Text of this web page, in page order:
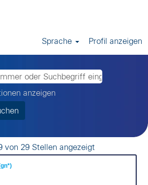
Sprache Profil anzeigen
anzeigen
von 29 Stellen angezeigt
für